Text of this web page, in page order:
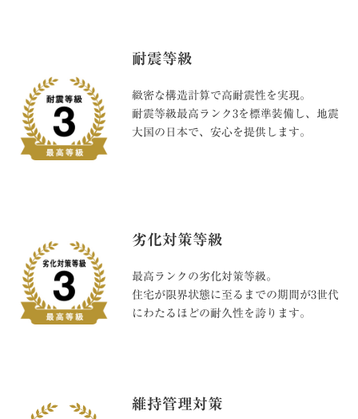
耐震等級
緻密な構造計算で高耐震性を実現。
耐震等級最高ランク3を標準装備し、地震
大国の日本で、安心を提供します。
劣化対策等級
最高ランクの劣化対策等級。
住宅が限界状態に至るまでの期間が3世代
にわたるほどの耐久性を誇ります。
維持管理対策